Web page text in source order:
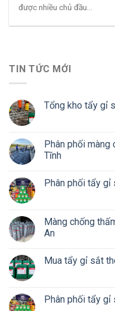
được nhiều chủ đầu...
TIN TỨC MỚI
Tổng kho tẩy gỉ
Phân phối
Tĩnh
Phân phối tẩy gỉ
Màng chống
An
Mua tẩy gỉ sắt
Phân phối tẩy gỉ